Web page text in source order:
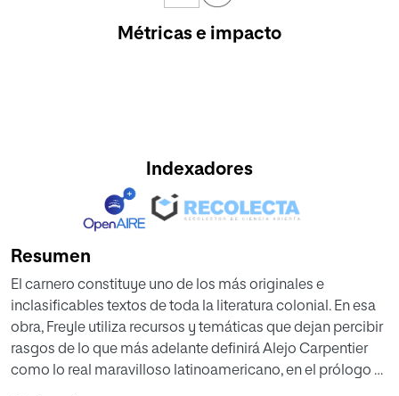
Métricas e impacto
Indexadores
Resumen
El carnero constituye uno de los más originales e
inclasificables textos de toda la literatura colonial. En esa
obra, Freyle utiliza recursos y temáticas que dejan percibir
rasgos de lo que más adelante definirá Alejo Carpentier
como lo real maravilloso latinoamericano, en el prólogo a